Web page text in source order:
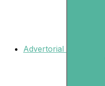
Advertorial